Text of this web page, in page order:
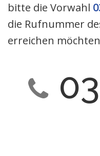
bitte die Vorwahl
die Rufnummer
erreichen